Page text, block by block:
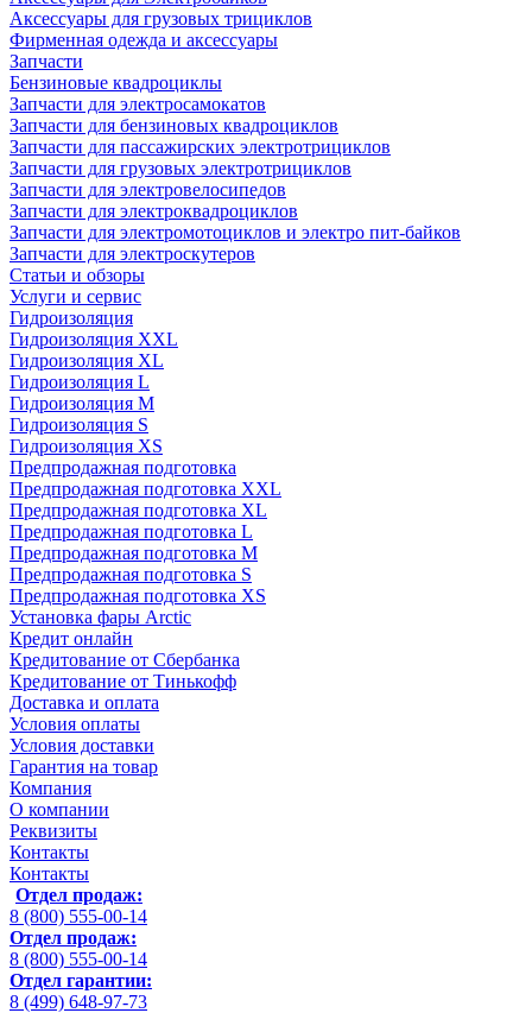
Аксессуары для грузовых трициклов
Фирменная одежда и аксессуары
Запчасти
Бензиновые квадроциклы
Запчасти для электросамокатов
Запчасти для бензиновых квадроциклов
Запчасти для пассажирских электротрициклов
Запчасти для грузовых электротрициклов
Запчасти для электровелосипедов
Запчасти для электроквадроциклов
Запчасти для электромотоциклов и электро пит-байков
Запчасти для электроскутеров
Статьи и обзоры
Услуги и сервис
Гидроизоляция
Гидроизоляция XXL
Гидроизоляция XL
Гидроизоляция L
Гидроизоляция M
Гидроизоляция S
Гидроизоляция XS
Предпродажная подготовка
Предпродажная подготовка XXL
Предпродажная подготовка XL
Предпродажная подготовка L
Предпродажная подготовка M
Предпродажная подготовка S
Предпродажная подготовка XS
Установка фары Arctic
Кредит онлайн
Кредитование от Сбербанка
Кредитование от Тинькофф
Доставка и оплата
Условия оплаты
Условия доставки
Гарантия на товар
Компания
О компании
Реквизиты
Контакты
Контакты
Отдел продаж:
8 (800) 555-00-14
Отдел продаж:
8 (800) 555-00-14
Отдел гарантии:
8 (499) 648-97-73